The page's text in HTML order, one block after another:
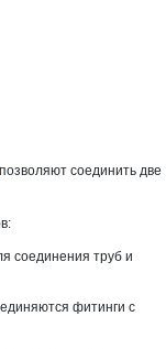
позволяют соединить две
соединения труб и
фитинги с